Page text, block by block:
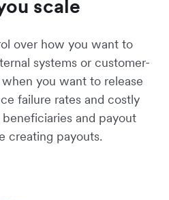
scale
over how you want to
systems or customer-
you want to release
failure rates and costly
and payout
creating payouts.